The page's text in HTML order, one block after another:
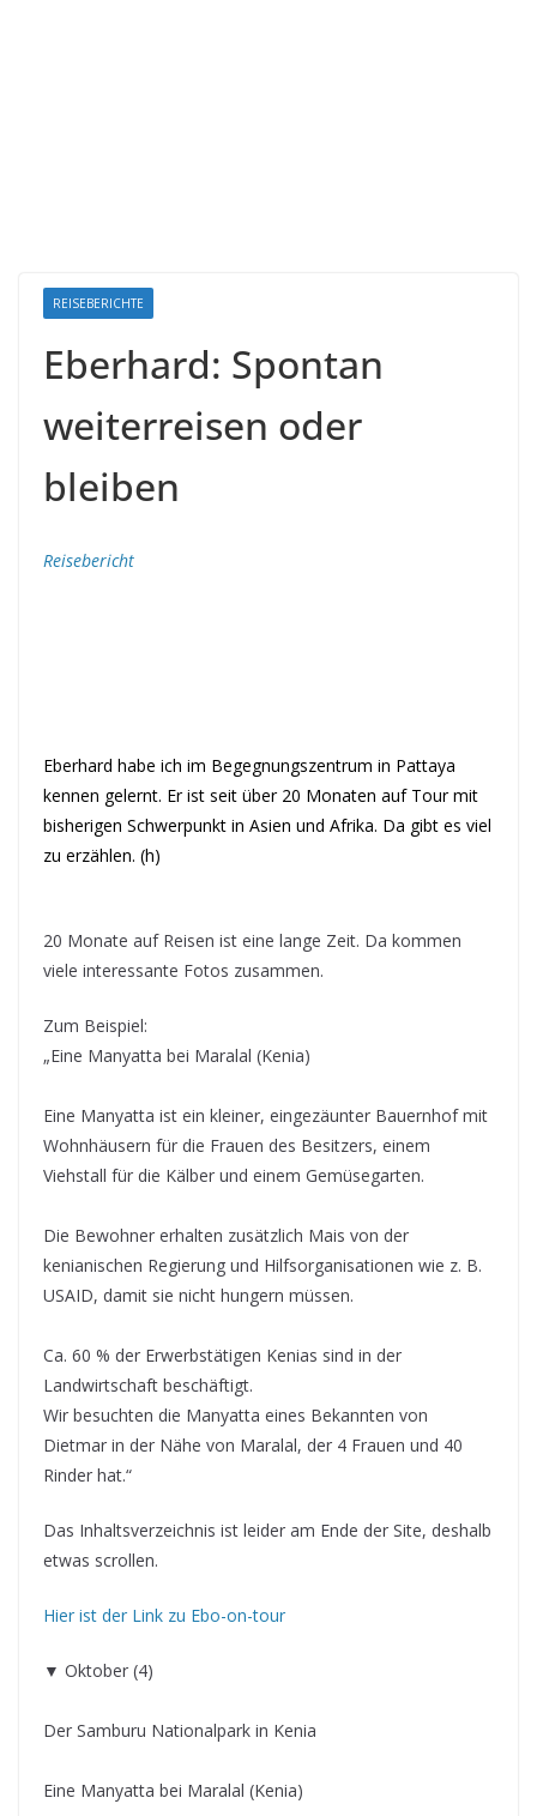
REISEBERICHTE
Eberhard: Spontan
weiterreisen oder
bleiben
Reisebericht
Eberhard habe ich im Begegnungszentrum in Pattaya
kennen gelernt. Er ist seit über 20 Monaten auf Tour mit
bisherigen Schwerpunkt in Asien und Afrika. Da gibt es viel
zu erzählen. (h)
20 Monate auf Reisen ist eine lange Zeit. Da kommen
viele interessante Fotos zusammen.
Zum Beispiel:
„Eine Manyatta bei Maralal (Kenia)
Eine Manyatta ist ein kleiner, eingezäunter Bauernhof mit
Wohnhäusern für die Frauen des Besitzers, einem
Viehstall für die Kälber und einem Gemüsegarten.
Die Bewohner erhalten zusätzlich Mais von der
kenianischen Regierung und Hilfsorganisationen wie z. B.
USAID, damit sie nicht hungern müssen.
Ca. 60 % der Erwerbstätigen Kenias sind in der
Landwirtschaft beschäftigt.
Wir besuchten die Manyatta eines Bekannten von
Dietmar in der Nähe von Maralal, der 4 Frauen und 40
Rinder hat.“
Das Inhaltsverzeichnis ist leider am Ende der Site, deshalb
etwas scrollen.
Hier ist der Link zu Ebo-on-tour
▼ Oktober (4)
Der Samburu Nationalpark in Kenia
Eine Manyatta bei Maralal (Kenia)